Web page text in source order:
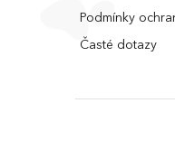
Podmínky
Časté dotazy